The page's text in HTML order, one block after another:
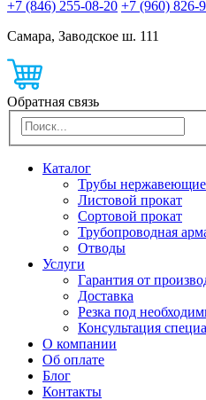
+7 (846) 255-08-20 +7 (960) 826-
Самара, Заводское ш. 111
Обратная связь
Каталог
Трубы нержавеющие
Листовой прокат
Сортовой прокат
Трубопроводная
Отводы
Услуги
Гарантия от
Доставка
Резка под
Консультация
О компании
Об оплате
Блог
Контакты